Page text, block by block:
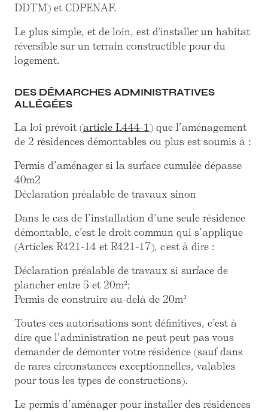
DDTM) et CDPENAF.
Le plus simple, et de loin, est d'installer un habitat
réversible sur un terrain constructible pour du
logement.
DES DÉMARCHES ADMINISTRATIVES
ALLÉGÉES
La loi prévoit (article L444-1) que l’aménagement
de 2 résidences démontables ou plus est soumis à :
Permis d’aménager si la surface cumulée dépasse
40m2
Déclaration préalable de travaux sinon
Dans le cas de l’installation d’une seule résidence
démontable, c’est le droit commun qui s’applique
(Articles R421-14 et R421-17), c'est à dire :
Déclaration préalable de travaux si surface de
plancher entre 5 et 20m²;
Permis de construire au-delà de 20m²
Toutes ces autorisations sont définitives, c’est à
dire que l’administration ne peut peut pas vous
demander de démonter votre résidence (sauf dans
de rares circonstances exceptionnelles, valables
pour tous les types de constructions).
Le permis d’aménager pour installer des résidences